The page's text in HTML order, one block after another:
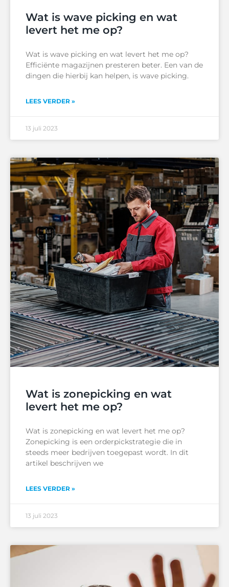
Wat is wave picking en wat
levert het me op?
Wat is wave picking en wat levert het me op?
Efficiënte magazijnen presteren beter. Een van de
dingen die hierbij kan helpen, is wave picking.
LEES VERDER »
13 juli 2023
Wat is zonepicking en wat
levert het me op?
Wat is zonepicking en wat levert het me op?
Zonepicking is een orderpickstrategie die in
steeds meer bedrijven toegepast wordt. In dit
artikel beschrijven we
LEES VERDER »
13 juli 2023